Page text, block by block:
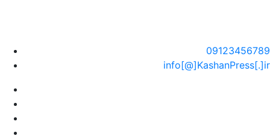
09123456789
info[@]KashanPress[.]ir